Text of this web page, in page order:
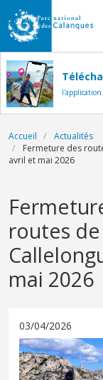
Aller au contenu
Fil d'Ariane
Accueil
Actualités
Fermeture des
avril et mai 2026
routes
mai 2026
03/04/2026